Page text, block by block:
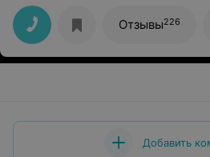
которому я доверяю
нее уже 8 лет и никогда не
спорных вопросов. Хочу выразить огромную
благодарность Наталье Ивановне
поход к женскому врачу не
Отзывы226
Добавить